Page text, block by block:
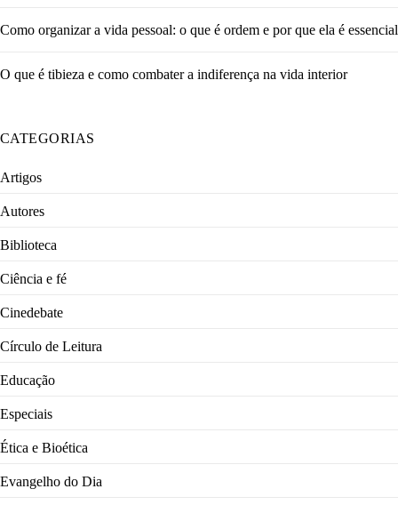
Como organizar a vida pessoal: o que é ordem e por que ela é essencial
O que é tibieza e como combater a indiferença na vida interior
CATEGORIAS
Artigos
Autores
Biblioteca
Ciência e fé
Cinedebate
Círculo de Leitura
Educação
Especiais
Ética e Bioética
Evangelho do Dia